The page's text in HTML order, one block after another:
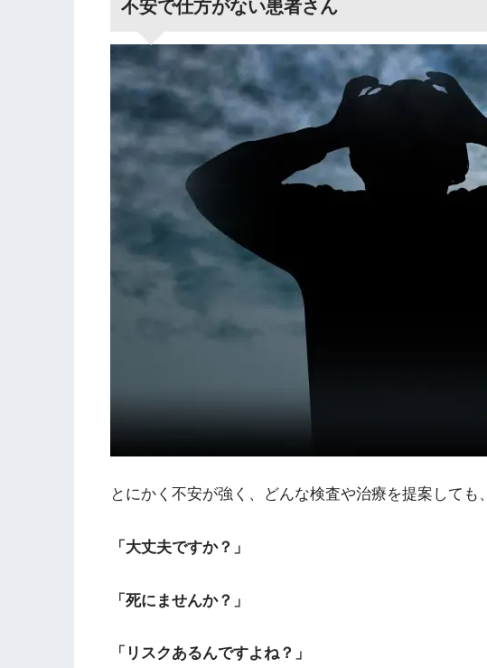
不安で仕方がない患者さん
とにかく不安が強く、どんな検査や治療を提案しても、
「大丈夫ですか？」
「死にませんか？」
「リスクあるんですよね？」